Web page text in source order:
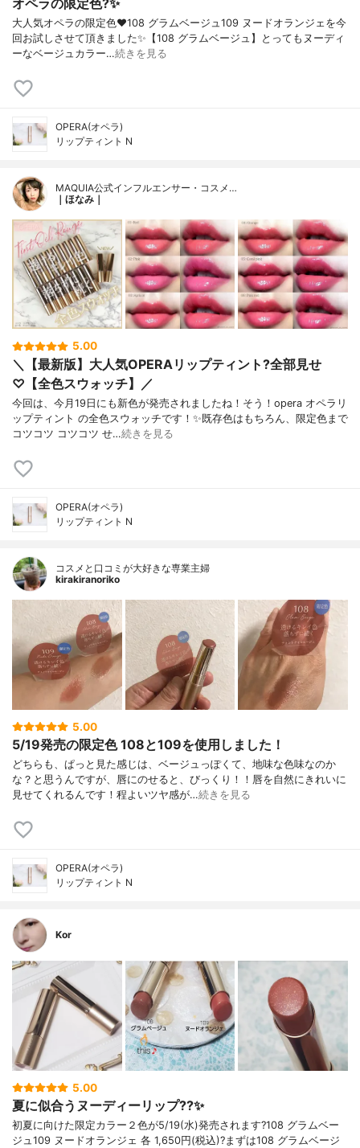
大人気オペラの限定色❤️108 グラムベージュ109 ヌードオランジェを今
回お試しさせて頂きました✨【108 グラムベージュ】とってもヌーディ
ーなベージュカラー…続きを見る
OPERA(オペラ)
リップティント N
MAQUIA公式インフルエンサー・コスメ…
｜ほなみ｜
5.00
＼【最新版】大人気OPERAリップティント?全部見せ
♡【全色スウォッチ】／
今回は、今月19日にも新色が発売されましたね！そう！opera オペラリ
ップティント の全色スウォッチです！✨既存色はもちろん、限定色まで
コツコツ コツコツ せ…続きを見る
OPERA(オペラ)
リップティント N
コスメと口コミが大好きな専業主婦
kirakiranoriko
5.00
5/19発売の限定色 108と109を使用しました！
どちらも、ぱっと見た感じは、ベージュっぽくて、地味な色味なのか
な？と思うんですが、唇にのせると、びっくり！！唇を自然にきれいに
見せてくれるんです！程よいツヤ感が…続きを見る
OPERA(オペラ)
リップティント N
Kor
5.00
夏に似合うヌーディーリップ??✨
初夏に向けた限定カラー２色が5/19(水)発売されます?108 グラムベー
ジュ109 ヌードオランジェ 各 1,650円(税込)?まずは108 グラムベージ